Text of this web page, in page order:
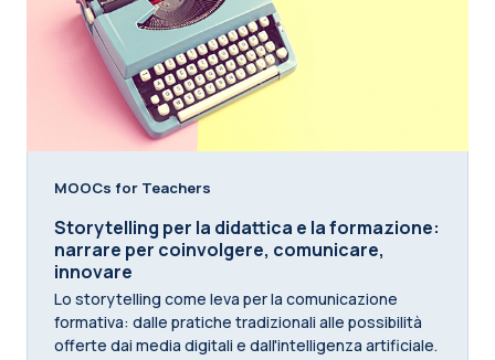
MOOCs for Teachers
Storytelling per la didattica e la formazione:
narrare per coinvolgere, comunicare,
innovare
Lo storytelling come leva per la comunicazione
formativa: dalle pratiche tradizionali alle possibilità
offerte dai media digitali e dall'intelligenza artificiale.